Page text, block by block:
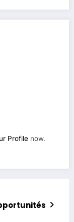
Profile now.